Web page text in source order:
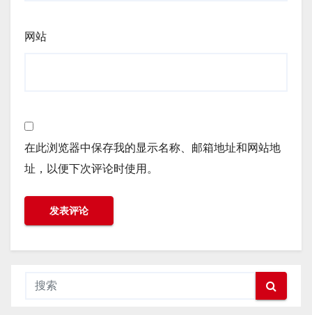
网站
在此浏览器中保存我的显示名称、邮箱地址和网站地
址，以便下次评论时使用。